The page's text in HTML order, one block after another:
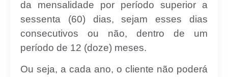
da mensalidade por período superior a
sessenta (60) dias, sejam esses dias
consecutivos ou não, dentro de um
período de 12 (doze) meses.
Ou seja, a cada ano, o cliente não poderá